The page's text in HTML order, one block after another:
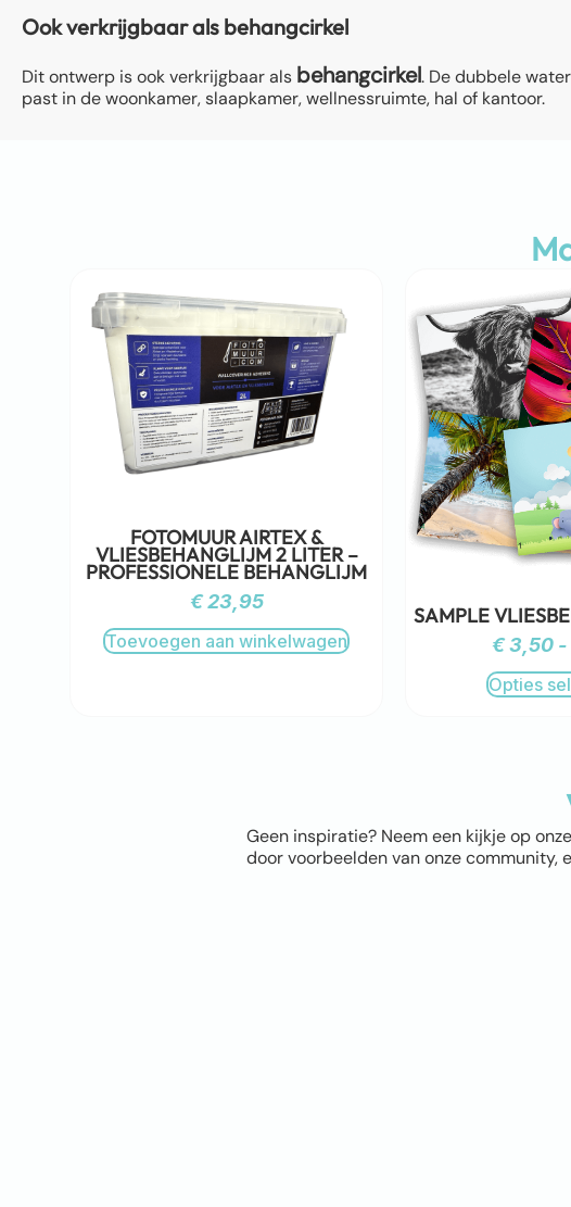
Ook verkrijgbaar als behangcirkel
Dit ontwerp is ook verkrijgbaar als behangcirkel. De dubbele
past in de woonkamer, slaapkamer, wellnessruimte, hal of kantoor.
FOTOMUUR AIRTEX &
VLIESBEHANGLIJM 2 LITER –
PROFESSIONELE BEHANGLIJM
€23,95
Toevoegen aan winkelwagen
SAMPLE
€3,50 -
Opties
Geen inspiratie? Neem een kijkje op
door voorbeelden van onze community,